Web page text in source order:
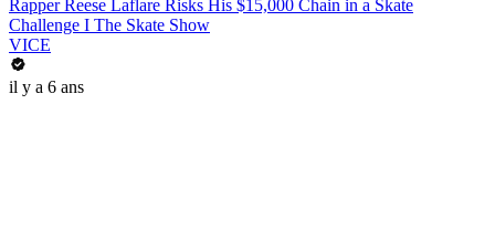
Rapper Reese Laflare Risks His $15,000 Chain in a Skate
Challenge I The Skate Show
VICE
il y a 6 ans